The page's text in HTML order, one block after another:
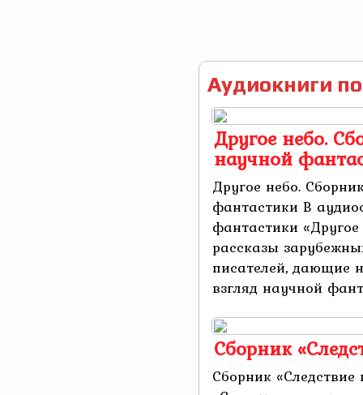
Аудиокниги
Другое небо.
научной
Другое небо.
фантастики В
фантастики
рассказы
писателей, дающие
взгляд научной
Сборник
Сборник